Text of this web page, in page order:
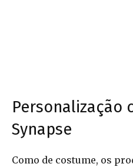
Personalização
Synapse
Como de costume, os